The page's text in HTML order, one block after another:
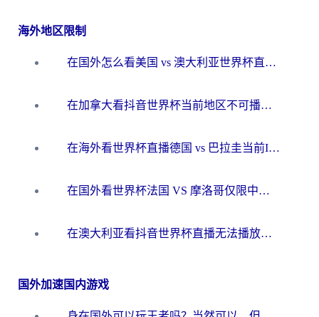
海外地区限制
在国外怎么看美国 vs 澳大利亚世界杯直播？海外党必藏的中文解说观赛指南
在加拿大看抖音世界杯当前地区不可播放？海外党体育观赛终极指南
在海外看世界杯直播德国 vs 巴拉圭当前IP受限制？这篇指南帮你轻松解决地区限制
在国外看世界杯法国 VS 摩洛哥仅限中国大陆？别让地域限制拦下你的欢呼
在澳大利亚看抖音世界杯直播无法播放？海外党体育观赛终极指南来了！
国外加速国内游戏